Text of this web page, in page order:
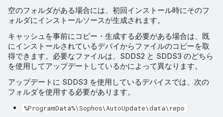
空のフォルダがある場合には、初回インストール時にそのフ
ォルダにインストールソースが生成されます。
キャッシュを事前にコピー・生成する必要がある場合は、既
にインストールされているデバイからファイルのコピーを取
得できます。必要なファイルは、SDDS2 と SDDS3 のどちら
を使用してアップデートしているかによって異なります。
アップデートに SDDS3 を使用しているデバイスでは、次の
フォルダを使用する必要があります。
%ProgramData%\Sophos\AutoUpdate\data\repo